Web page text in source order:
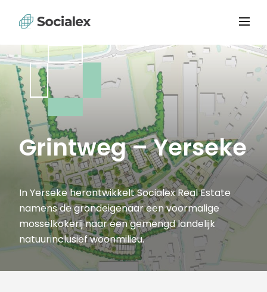
Grintweg – Yerseke
In Yerseke herontwikkelt Socialex Real Estate
namens de grondeigenaar een voormalige
mosselkokerij naar een gemengd landelijk
natuurinclusief woonmilieu.